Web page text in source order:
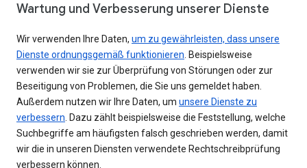
Wartung und Verbesserung unserer Dienste
Wir verwenden Ihre Daten, um zu gewährleisten, dass unsere
Dienste ordnungsgemäß funktionieren . Beispielsweise
verwenden wir sie zur Überprüfung von Störungen oder zur
Beseitigung von Problemen, die Sie uns gemeldet haben.
Außerdem nutzen wir Ihre Daten, um unsere Dienste zu
verbessern . Dazu zählt beispielsweise die Feststellung, welche
Suchbegriffe am häufigsten falsch geschrieben werden, damit
wir die in unseren Diensten verwendete Rechtschreibprüfung
verbessern können.